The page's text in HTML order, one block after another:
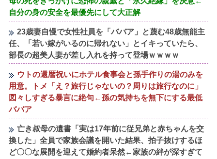
自分の身の安全を最優先にして大正解
23歳妻自慢で女性社員を「ババア」と蔑む48歳無能主
任、「若い嫁がいるのに帰れない」とイキっていたら、
部長の超美人妻が差し入れを持って登場ｗｗｗｗ
ウトの還暦祝いにホテル食事会と孫手作りの湯のみを
用意。トメ「え？旅行じゃないの？周りは旅行なのに」
図々しすぎる暴言に絶句←孫の気持ちを無下にする最低
ババア
亡き叔母の遺書「実は17年前に従兄弟と赤ちゃんを交
換した」全員で家族会議を開いた結果、拍子抜けするほ
ど〇〇な展開を迎えて婚約者呆然←家族の絆が深すぎて